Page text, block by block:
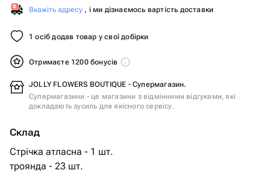
Вкажіть адресу , і ми дізнаємось вартість доставки
1 осіб додав товар у свої добірки
Отримаєте 1200 бонусів
JOLLY FLOWERS BOUTIQUE - Супермагазин.
Супермагазини - це магазини з відмінними відгуками, які
докладають зусиль для якісного сервісу.
Склад
Стрічка атласна - 1 шт.
троянда - 23 шт.